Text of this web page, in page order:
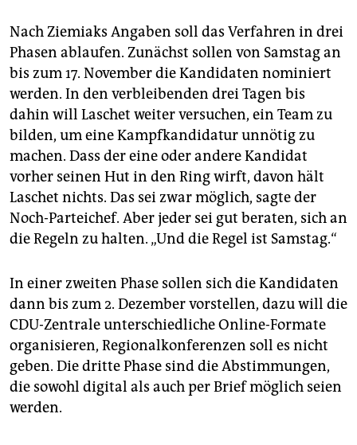
Nach Ziemiaks Angaben soll das Verfahren in drei
Phasen ablaufen. Zunächst sollen von Samstag an
bis zum 17. November die Kandidaten nominiert
werden. In den verbleibenden drei Tagen bis
dahin will Laschet weiter versuchen, ein Team zu
bilden, um eine Kampfkandidatur unnötig zu
machen. Dass der eine oder andere Kandidat
vorher seinen Hut in den Ring wirft, davon hält
Laschet nichts. Das sei zwar möglich, sagte der
Noch-Parteichef. Aber jeder sei gut beraten, sich an
die Regeln zu halten. „Und die Regel ist Samstag.“
In einer zweiten Phase sollen sich die Kandidaten
dann bis zum 2. Dezember vorstellen, dazu will die
CDU-Zentrale unterschiedliche Online-Formate
organisieren, Regionalkonferenzen soll es nicht
geben. Die dritte Phase sind die Abstimmungen,
die sowohl digital als auch per Brief möglich seien
werden.